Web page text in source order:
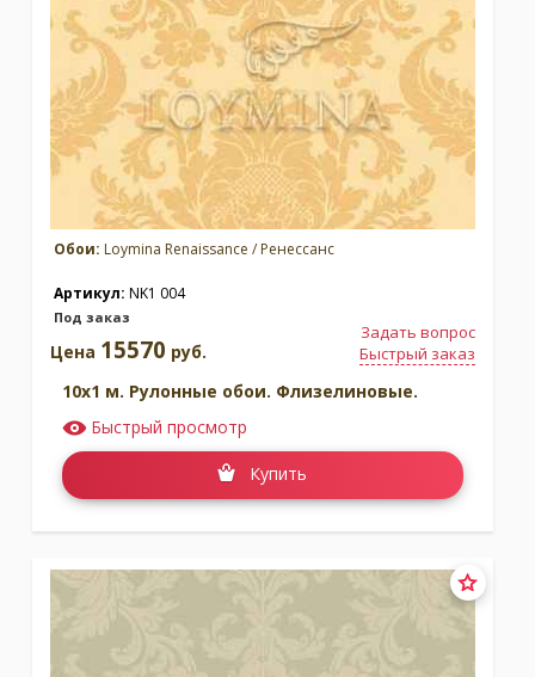
Обои: Loymina Renaissance / Ренессанс
Артикул: NK1 004
Под заказ
Задать вопрос
Быстрый заказ
Цена 15570 руб.
10x1 м. Рулонные обои. Флизелиновые.
Быстрый просмотр
Купить